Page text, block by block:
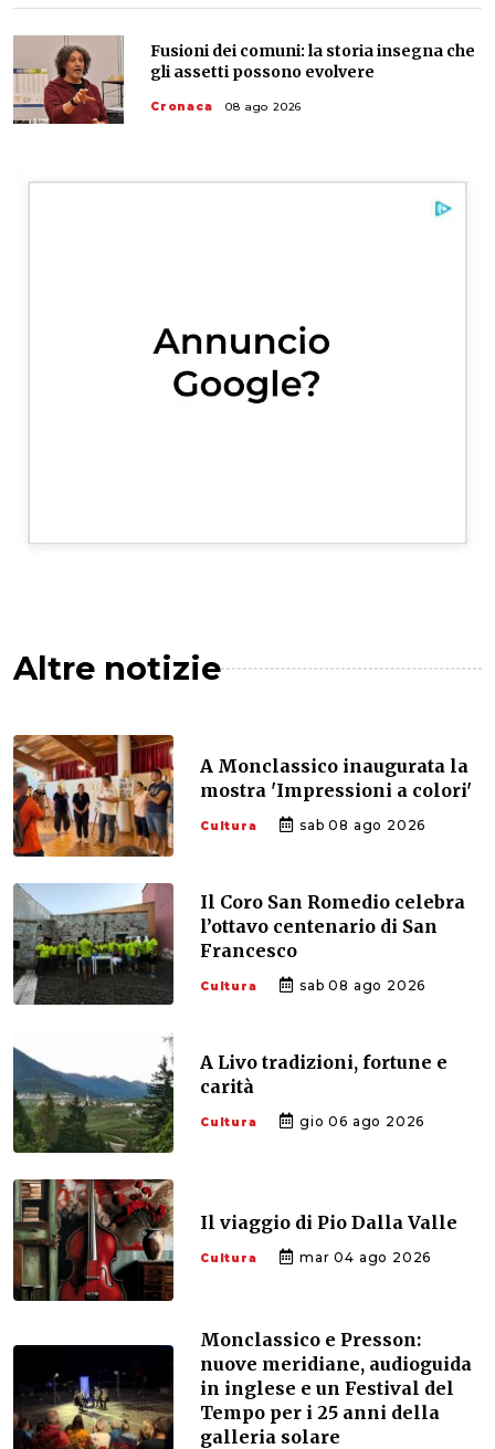
Fusioni dei comuni: la storia insegna che
gli assetti possono evolvere
Cronaca 08 ago 2026
Altre notizie
A Monclassico inaugurata la
mostra 'Impressioni a colori'
Cultura sab 08 ago 2026
Il Coro San Romedio celebra
l’ottavo centenario di San
Francesco
Cultura sab 08 ago 2026
A Livo tradizioni, fortune e
carità
Cultura gio 06 ago 2026
Il viaggio di Pio Dalla Valle
Cultura mar 04 ago 2026
Monclassico e Presson:
nuove meridiane, audioguida
in inglese e un Festival del
Tempo per i 25 anni della
galleria solare